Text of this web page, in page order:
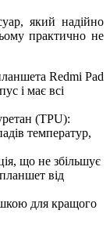
який надійно
практично не
Redmi Pad
і має всі
(TPU):
температур,
що не збільшує
від
для кращого